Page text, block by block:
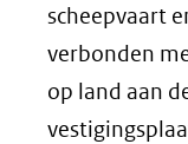
scheepvaart
verbonden
op land aan